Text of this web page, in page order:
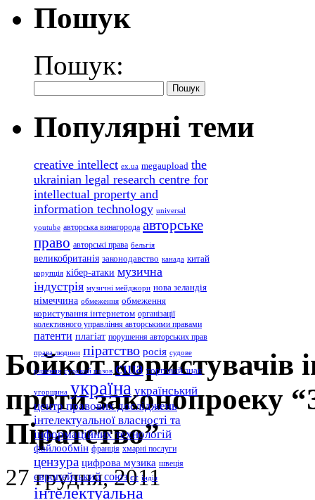
Пошук
Пошук:
Популярні теми
creative intellect ex.ua megaupload the
ukrainian legal research centre for
intellectual property and
information technology universal
youtube авторська винагорода авторське
право авторські права бельгія
великобританія законодавство канада китай
корупція кібер-атаки музична
індустрія музичні мейджори нова зеландія
німеччина обмеження обмеження
користування інтернетом організації
колективного управління авторськими правами
патенти плагіат порушення авторських прав
права людини піратство росія судове
рішення судовий позов сша торговий знак
угорщина україна український
центр правових досліджень
інтелектуальної власності та
інформаційних технологій
файлообмін франція хмарні послуги
цензура цифрова музика швеція
європейський союз єс індія
інтелектуальна
Бойкот користувачів
проти законопроеку
Піратство”
27 грудня, 2011